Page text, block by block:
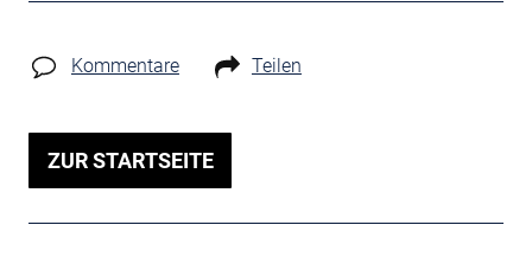
Kommentare Teilen
ZUR STARTSEITE